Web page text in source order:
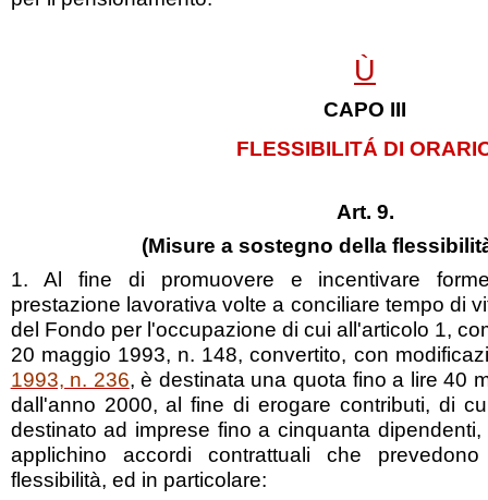
Ù
CAPO III
FLESSIBILITÁ DI
Art. 9.
(Misure a sostegno della
1. Al fine di promuovere e incentivare
prestazione lavorativa volte a conciliare tempo di
del Fondo per l'occupazione di cui all'articolo 1,
20 maggio 1993, n. 148, convertito, con
1993, n. 236, è destinata una quota fino a lire 40
dall'anno 2000, al fine di erogare contributi, di
destinato ad imprese fino a cinquanta
applichino accordi contrattuali che
flessibilità, ed in particolare: